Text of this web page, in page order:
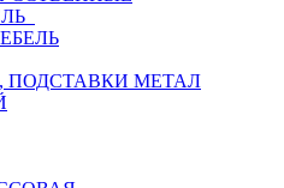
ПОДСТАВКИ МЕТАЛ